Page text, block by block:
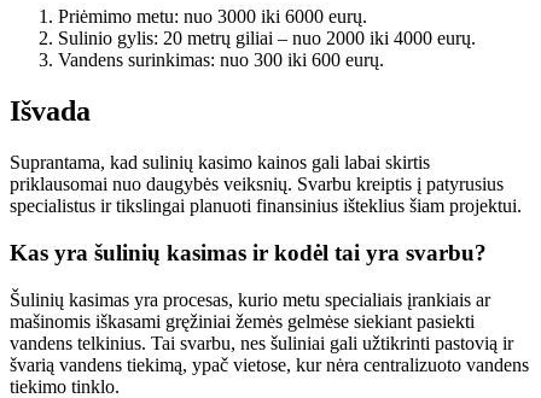
Priėmimo metu: nuo 3000 iki 6000 eurų.
Sulinio gylis: 20 metrų giliai – nuo 2000 iki 4000 eurų.
Vandens surinkimas: nuo 300 iki 600 eurų.
Išvada
Suprantama, kad sulinių kasimo kainos gali labai skirtis
priklausomai nuo daugybės veiksnių. Svarbu kreiptis į patyrusius
specialistus ir tikslingai planuoti finansinius išteklius šiam projektui.
Kas yra šulinių kasimas ir kodėl tai yra svarbu?
Šulinių kasimas yra procesas, kurio metu specialiais įrankiais ar
mašinomis iškasami gręžiniai žemės gelmėse siekiant pasiekti
vandens telkinius. Tai svarbu, nes šuliniai gali užtikrinti pastovią ir
švarią vandens tiekimą, ypač vietose, kur nėra centralizuoto vandens
tiekimo tinklo.